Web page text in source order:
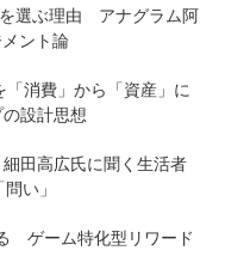
を選ぶ理由 アナグラム阿
ント論
消費」から「資産」に
設計思想
田高広氏に聞く生活者
い」
ゲーム特化型リワード